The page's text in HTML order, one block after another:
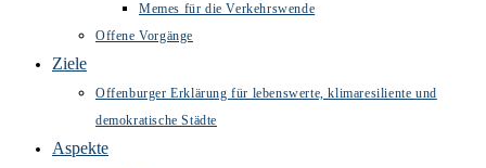
Memes für die Verkehrswende
Offene Vorgänge
Ziele
Offenburger Erklärung für lebenswerte, klimaresiliente und
demokratische Städte
Aspekte